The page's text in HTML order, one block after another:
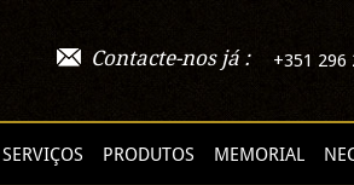
Contacte-nos já : +351 296
SERVIÇOS PRODUTOS MEMORIAL